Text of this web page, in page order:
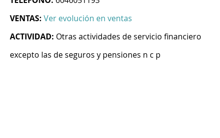
VENTAS: Ver evolución en ventas
ACTIVIDAD: Otras actividades de servicio financiero
excepto las de seguros y pensiones n c p